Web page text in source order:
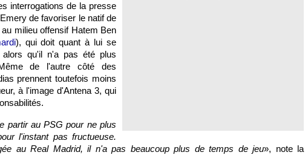
interrogations de la presse
de favoriser le natif de
milieu offensif Hatem Ben
), qui doit quant à lui se
alors qu'il n'a pas été plus
de l'autre côté des
prennent toutefois moins
à l'image d'Antena 3, qui
partir au PSG pour ne plus
l'instant pas fructueuse.
au Real Madrid, il n'a pas beaucoup plus de temps de jeu», note la